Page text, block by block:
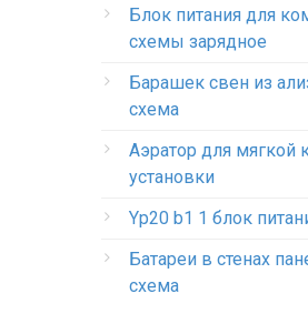
Блок питания для
схемы зарядное
Барашек свен из
схема
Аэратор для мягкой
установки
Yp20 b1 1 блок
Батареи в стенах
схема